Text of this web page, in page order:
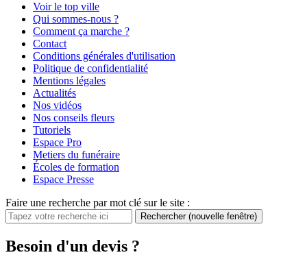
Voir le top ville
Qui sommes-nous ?
Comment ça marche ?
Contact
Conditions générales d'utilisation
Politique de confidentialité
Mentions légales
Actualités
Nos vidéos
Nos conseils fleurs
Tutoriels
Espace Pro
Metiers du funéraire
Écoles de formation
Espace Presse
Faire une recherche par mot clé sur le site :
Rechercher (nouvelle fenêtre)
Besoin d'un devis ?